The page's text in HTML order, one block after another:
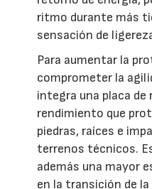
ritmo durante más
sensación de
Para aumentar la
comprometer la
integra una placa de
rendimiento que
piedras, raíces e
terrenos técnicos.
además una mayor
en la transición de